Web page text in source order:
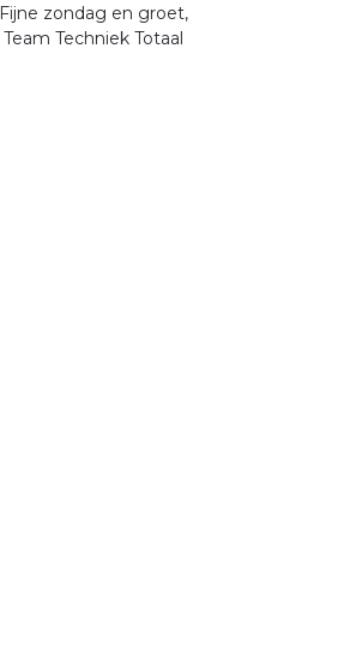
Fijne zondag en groet,
Team Techniek Totaal